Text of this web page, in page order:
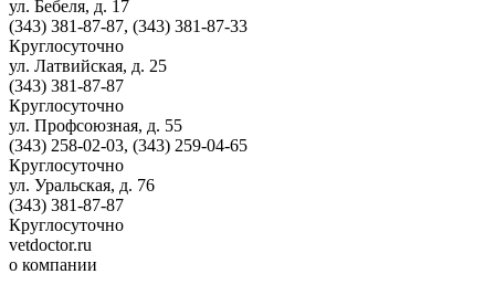
ул. Бебеля, д. 17
(343) 381-87-87, (343) 381-87-33
Круглосуточно
ул. Латвийская, д. 25
(343) 381-87-87
Круглосуточно
ул. Профсоюзная, д. 55
(343) 258-02-03, (343) 259-04-65
Круглосуточно
ул. Уральская, д. 76
(343) 381-87-87
Круглосуточно
vetdoctor.ru
о компании